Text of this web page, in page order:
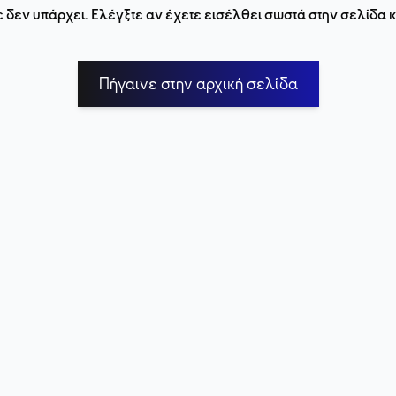
δεν υπάρχει. Ελέγξτε αν έχετε εισέλθει σωστά στην σελίδα
Πήγαινε στην αρχική σελίδα